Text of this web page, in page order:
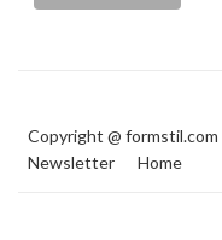
Copyright @
Newsletter
Home